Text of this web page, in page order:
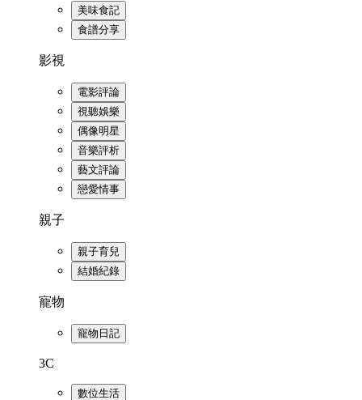
美味食記
食譜分享
影視
電影評論
視聽娛樂
偶像明星
音樂評析
藝文評論
戀愛情事
親子
親子育兒
結婚紀錄
寵物
寵物日記
3C
數位生活